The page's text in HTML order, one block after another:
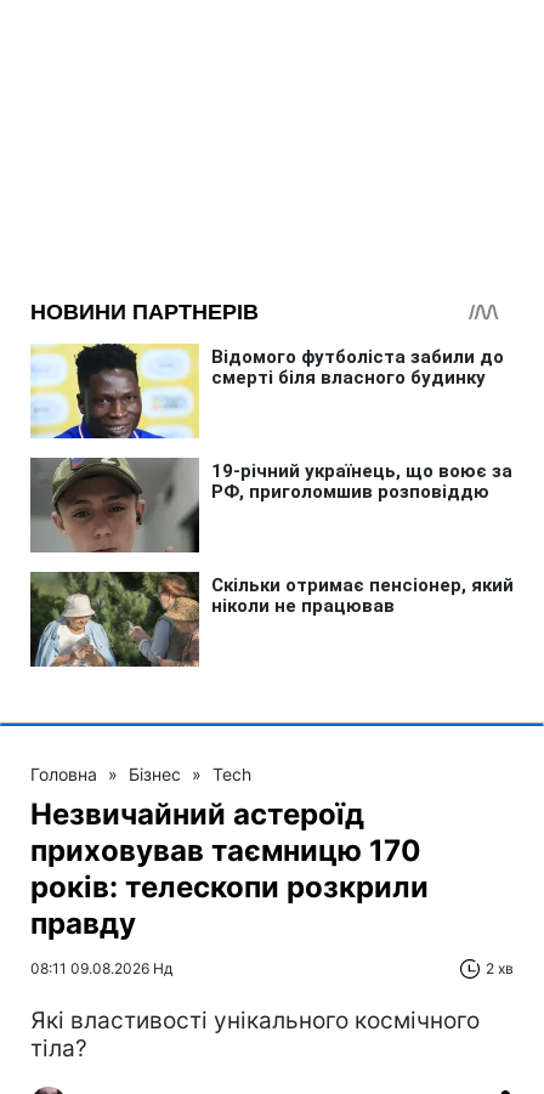
Головна » Бізнес » Tech
Незвичайний астероїд
приховував таємницю 170
років: телескопи розкрили
правду
08:11 09.08.2026 Нд 2 хв
Які властивості унікального космічного
тіла?